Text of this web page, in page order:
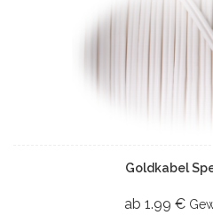
Goldkabel
ab 1.99 €